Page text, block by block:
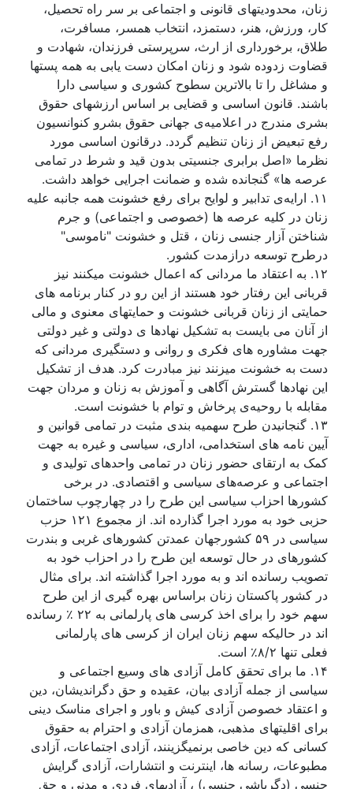
زنان، محدوديتهای قانونی و اجتماعی بر سر راه تحصيل،
کار، ورزش، هنر، دستمزد، انتخاب همسر، مسافرت،
طلاق، برخورداری از ارث، سرپرستی فرزندان، شهادت و
قضاوت زدوده شود و زنان امکان دست يابی به همه پستها
و مشاغل را تا بالاترين سطوح کشوری و سياسی دارا
باشند. قانون اساسی و قضايی بر اساس ارزشهای حقوق
بشری مندرج در اعلامیەی جهانی حقوق بشرو کنوانسيون
رفع تبعيض از زنان تنظيم گردد. درقانون اساسی مورد
نظرما «اصل برابری جنسيتی بدون قيد و شرط در تمامی
عرصه ها» گنجانده شده و ضمانت اجرايی خواهد داشت.
۱۱. ارایەی تدابير و لوايح برای رفع خشونت همه جانبه عليه
زنان در کليه عرصه ها (خصوصی و اجتماعی) و جرم
شناختن آزار جنسی زنان ، قتل و خشونت "ناموسی"
درطرح توسعه درازمدت کشور.
۱۲. به اعتقاد ما مردانی که اعمال خشونت ميکنند نيز
قربانی اين رفتار خود هستند از اين رو در کنار برنامه های
حمايتی از زنان قربانی خشونت و حمايتهای معنوی و مالی
از آنان می بايست به تشکيل نهادها ی دولتی و غير دولتی
جهت مشاوره های فکری و روانی و دستگيری مردانی که
دست به خشونت ميزنند نيز مبادرت کرد. هدف از تشکيل
اين نهادها گسترش آگاهی و آموزش به زنان و مردان جهت
مقابله با روحیەی پرخاش و توام با خشونت است.
۱۳. گنجانيدن طرح سهميه بندی مثبت در تمامی قوانين و
آيين نامه های استخدامی، اداری، سياسی و غيرە به جهت
کمک به ارتقای حضور زنان در تمامی واحدهای توليدی و
اجتماعی و عرصەهای سياسی و اقتصادی. در برخی
کشورها احزاب سياسی اين طرح را در چهارچوب ساختمان
حزبی خود به مورد اجرا گذارده اند. از مجموع ۱۲۱ حزب
سياسی در ۵۹ کشورجهان عمدتن کشورهای غربی و بندرت
کشورهای در حال توسعه اين طرح را در احزاب خود به
تصويب رسانده اند و به مورد اجرا گذاشته اند. برای مثال
در کشور پاکستان زنان براساس بهره گيری از اين طرح
سهم خود را برای اخذ کرسی های پارلمانی به ۲۲ ٪ رسانده
اند در حاليکه سهم زنان ايران از کرسی های پارلمانی
فعلی تنها ۸/۲٪ است.
۱۴. ما برای تحقق کامل آزادی های وسيع اجتماعی و
سياسی از جمله آزادی بيان، عقيدە و حق دگرانديشان، دين
و اعتقاد خصوصن آزادی کيش و باور و اجرای مناسک دينی
برای اقليتهای مذهبی، همزمان آزادی و احترام بە حقوق
کسانی کە دين خاصی برنميگزينند، آزادی اجتماعات، آزادی
مطبوعات، رسانه ها، اينترنت و انتشارات، آزادی گرايش
جنسی (دگرباشی جنسی) ، آزاديهای فردی و مدنی و حق